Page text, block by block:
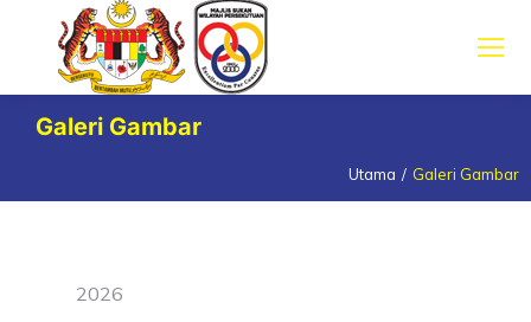
Galeri Gambar
Utama Galeri Gambar
2026